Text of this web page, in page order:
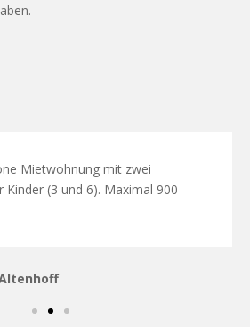
Mietwohnung mit zwei
(3 und 6). Maximal 900